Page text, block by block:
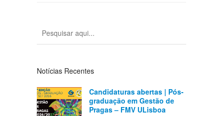
Notícias Recentes
Candidaturas abertas | Pós-
graduação em Gestão de
Pragas – FMV ULisboa